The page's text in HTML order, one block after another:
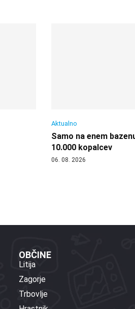
Aktualno
Samo na enem
10.000 kopalcev
06. 08. 2026
OBČINE
Litija
Zagorje
Trbovlje